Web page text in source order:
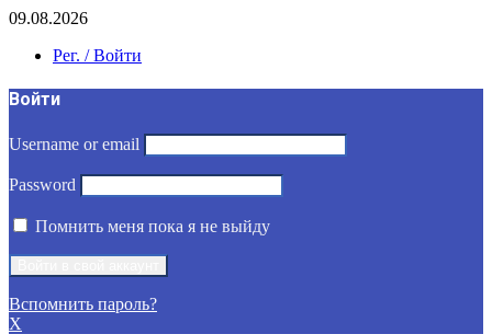
09.08.2026
Рег. / Войти
Войти
Username or email
Password
Помнить меня пока я не выйду
Вспомнить пароль?
X